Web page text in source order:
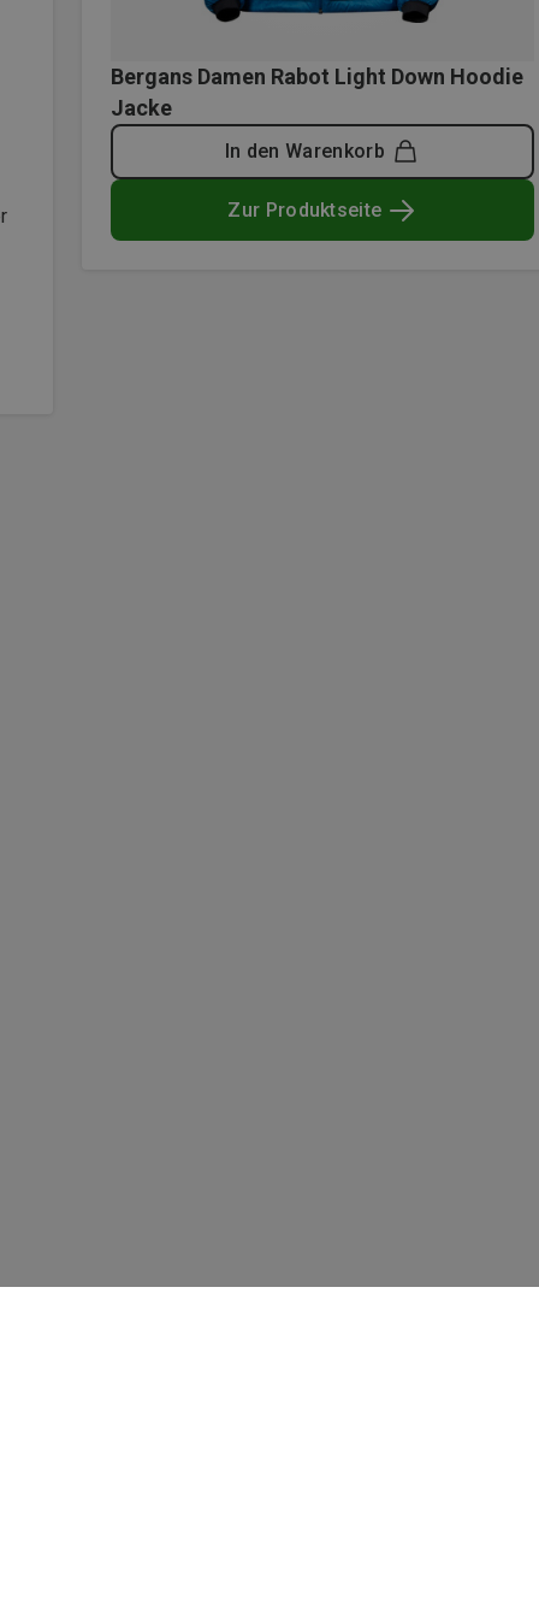
Bergans Damen Rabot Light Down Hoodie
Jacke
In den Warenkorb
Zur Produktseite